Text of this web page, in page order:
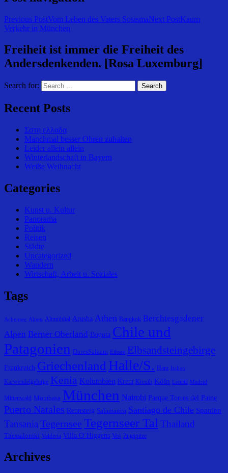
Previous PostVom Leben des Vaters SosismaNext PostKaum
Verkehr in München
Freiheit ist immer die Freiheit des
Andersdenkenden. [Rosa Luxemburg]
Search for:
Recent Posts
Σστη ελλαδα
Manchmal besser Ohren zuhalten
Leider allein allein
Winterlandschaft in Bayern
Weiße Weihnacht
Categories
Kunst u. Kultur
Panorama
Politik
Reisen
Städte
Uncategorized
Wandern
Wirtschaft, Arbeit u. Soziales
Tags
Achensee Alpen Altmühltal Arusha Athen Bangkok Berchtesgadener
Alpen Berner Oberland Bogota Chile und
Patagonien DaresSalaam Eibsee Elbsandsteingebirge
Frankreich Griechenland Halle/S. Harz Italien
Karwendelgebirge Kenia Kolumbien Kreta Kreuth Köln Leticia Madrid
Mittenwald Mombasa München Nairobi Parque Torres del Paine
Puerto Natales Rennsteig Salamanca Santiago de Chile Spanien
Tansania Tegernsee Tegernseer Tal Thailand
Thessaloniki Valdivia Villa O´Higgens Voi Zugspitze
Archives